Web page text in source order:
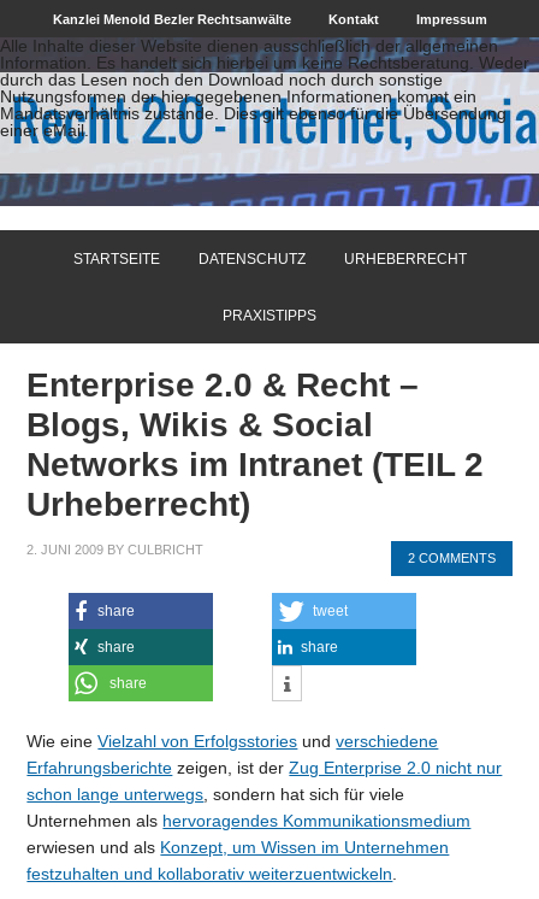
Kanzlei Menold Bezler Rechtsanwälte Kontakt Impressum
Alle Inhalte dieser Website dienen ausschließlich der allgemeinen
Information. Es handelt sich hierbei um keine Rechtsberatung. Weder
durch das Lesen noch den Download noch durch sonstige
Nutzungsformen der hier gegebenen Informationen kommt ein
Mandatsverhältnis zustande. Dies gilt ebenso für die Übersendung
einer eMail.
STARTSEITE DATENSCHUTZ URHEBERRECHT
PRAXISTIPPS
Enterprise 2.0 & Recht –
Blogs, Wikis & Social
Networks im Intranet (TEIL 2
Urheberrecht)
2. JUNI 2009 BYCULBRICHT
2 COMMENTS
share tweet
share share
share
Wie eineVielzahl von Erfolgsstories undverschiedene
Erfahrungsberichte zeigen, ist derZug Enterprise 2.0 nicht nur
schon lange unterwegs, sondern hat sich für viele
Unternehmen als hervoragendes Kommunikationsmedium
erwiesen und als Konzept, um Wissen im Unternehmen
festzuhalten und kollaborativ weiterzuentwickeln.